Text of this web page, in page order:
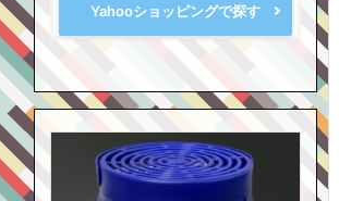
Yahooショッピングで探す